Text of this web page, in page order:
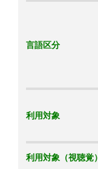
言語区分
利用対象
利用対象（視聴覚）